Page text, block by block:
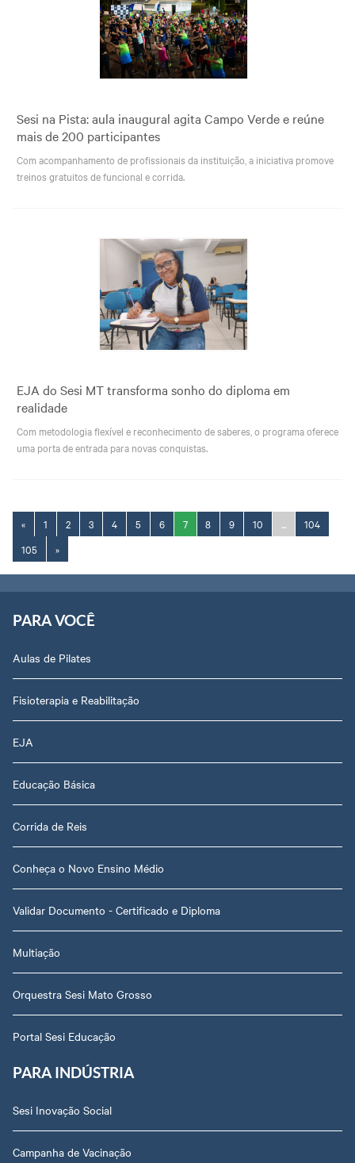
Sesi na Pista: aula inaugural agita Campo Verde e reúne
mais de 200 participantes
Com acompanhamento de profissionais da instituição, a iniciativa promove
treinos gratuitos de funcional e corrida.
EJA do Sesi MT transforma sonho do diploma em
realidade
Com metodologia flexível e reconhecimento de saberes, o programa oferece
uma porta de entrada para novas conquistas.
« 1 2 3 4 5 6 7 8 9 10 ...
104
105
»
PARA VOCÊ
Aulas de Pilates
Fisioterapia e Reabilitação
EJA
Educação Básica
Corrida de Reis
Conheça o Novo Ensino Médio
Validar Documento - Certificado e Diploma
Multiação
Orquestra Sesi Mato Grosso
Portal Sesi Educação
PARA INDÚSTRIA
Sesi Inovação Social
Campanha de Vacinação